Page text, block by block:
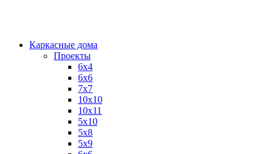
Каркасные дома
Проекты
6х4
6х6
7х7
10х10
10х11
5х10
5х8
5х9